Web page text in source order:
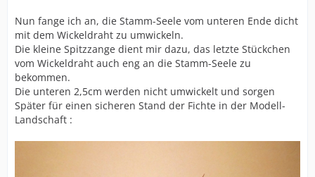
Nun fange ich an, die Stamm-Seele vom unteren Ende dicht
mit dem Wickeldraht zu umwickeln.
Die kleine Spitzzange dient mir dazu, das letzte Stückchen
vom Wickeldraht auch eng an die Stamm-Seele zu
bekommen.
Die unteren 2,5cm werden nicht umwickelt und sorgen
Später für einen sicheren Stand der Fichte in der Modell-
Landschaft :